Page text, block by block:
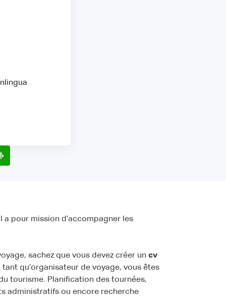
pour mission d’accompagner les
sachez que vous devez créer un cv
qu’organisateur de voyage, vous êtes
tourisme. Planification des tournées,
administratifs ou encore recherche